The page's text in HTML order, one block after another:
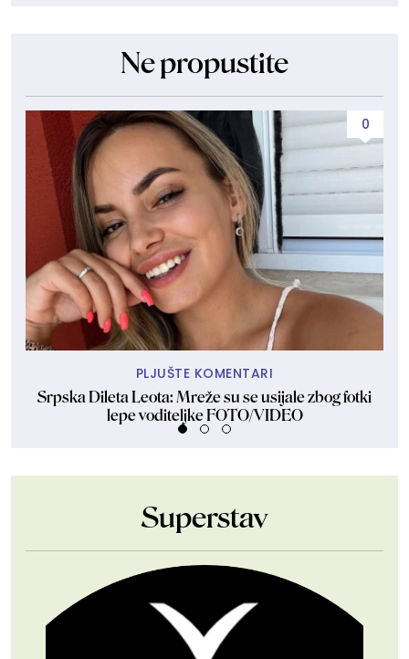
Ne propustite
0
PLJUŠTE KOMENTARI
Srpska Dileta Leota: Mreže su se usijale zbog fotki
lepe voditeljke FOTO/VIDEO
Superstav